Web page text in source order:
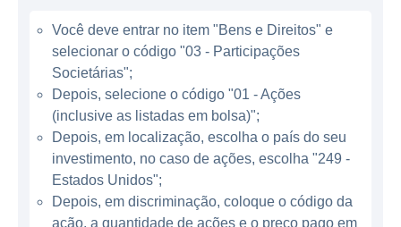
A Adobe atua em diversas áreas da
computação, oferecendo produtos que vão
desde edição e manipulação de imagens,
como o Adobe Photoshop, até ferramentas
de criação de vídeos, como o Adobe
Premiere Pro. Além disso, a empresa é
reconhecida por sua plataforma Adobe
Document Cloud, que facilita o uso de
documentos PDF e a coleta de assinaturas
Você deve entrar no item "Bens e Direitos" e
selecionar o código "03 - Participações
Societárias";
Depois, selecione o código "01 - Ações
(inclusive as listadas em bolsa)";
Depois, em localização, escolha o país do seu
investimento, no caso de ações, escolha "249 -
Estados Unidos";
Depois, em discriminação, coloque o código da
ação, a quantidade de ações e o preço pago em